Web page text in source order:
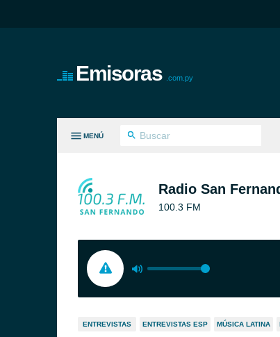
Emisoras .com.py
MENÚ
Radio San
100.3 FM
ENTREVISTAS ENTREVISTAS ESP MÚSICA LATINA